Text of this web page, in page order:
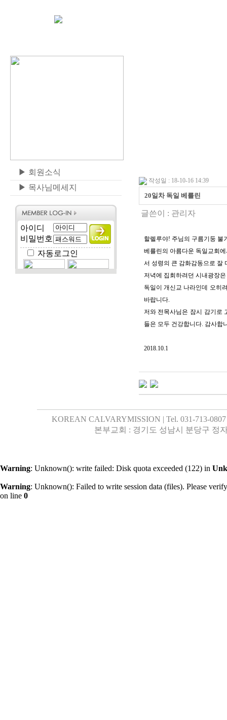
▶ 회원소식
▶ 목사님메세지
아이디
비밀번호
자동로그인
작성일 : 18-10-16 14:39
20일차 독일 베를린
글쓴이 : 관리자
할렐루야! 주님의 구름기둥 불
베를린의 아름다운 독일교회
서 성령의 큰 감화감동으로 잘
저녁에 집회하려던 시내광장
독일이 개신교 나라인데 오히
바랍니다.
저와 전목사님은 잠시 감기로
들은 모두 건강합니다. 감사합
2018.10.1
KOREAN CALVARYMISSION | Tel. 031-713-
본부교회 : 경기도 성남시 분당구 정
Warning: Unknown(): write failed: Disk quota exceeded (122) in
Warning: Unknown(): Failed to write session data (files). Please
on line 0